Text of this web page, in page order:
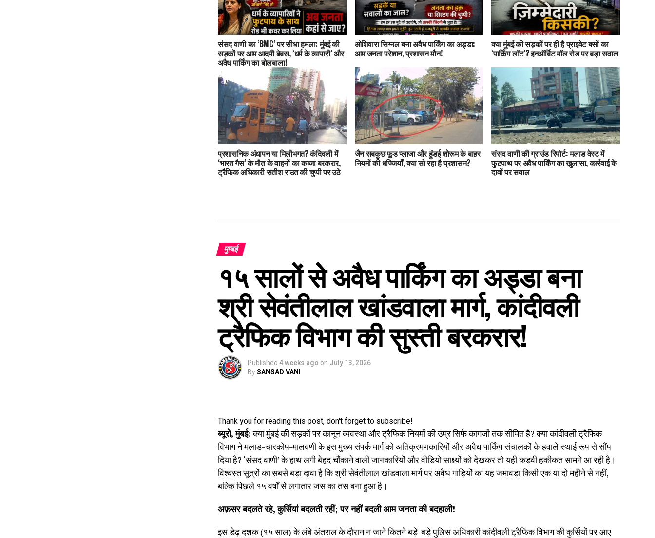
संसद वाणी का ‘BMC’ पर सीधा हमला: मुंबई की
सड़कों पर आम आदमी बेबस, ‘धर्म के व्यापारी’ और
अवैध पार्किंग का बोलबाला!
ओशिवारा सिग्नल बना अवैध पार्किंग का अड्डा:
आम जनता परेशान, प्रशासन मौन!
क्या मुंबई की सड़कों पर ही है प्राइवेट बसों का
‘पार्किंग लॉट’? इनऑर्बिट मॉल रोड पर बड़ा सवाल
प्रशासनिक अंधापन या मिलीभगत? कंदिवली में
‘भारत गैस’ के मौत के वाहनों का कब्जा बरकरार,
ट्रैफिक अधिकारी सतीश राउत की चुप्पी पर उठे
जैन सबकुछ फूड प्लाजा और हुंडई शोरूम के बाहर
नियमों की धज्जियाँ, क्या सो रहा है प्रशासन?
संसद वाणी की ग्राउंड रिपोर्ट: मलाड वेस्ट में
फुटपाथ पर अवैध पार्किंग का खुलासा, कार्रवाई के
दावों पर सवाल
मुम्बई
१५ सालों से अवैध पार्किंग का अड्डा बना
श्री सेवंतीलाल खांडवाला मार्ग, कांदीवली
ट्रैफिक विभाग की सुस्ती बरकरार!
Published 4 weeks ago on July 13, 2026
BySANSAD VANI
Thank you for reading this post, don't forget to subscribe!
ब्यूरो, मुंबई:क्या मुंबई की सड़कों पर कानून व्यवस्था और ट्रैफिक नियमों की उम्र सिर्फ कागजों तक सीमित है? क्या कांदीवली ट्रैफिक
विभाग ने मलाड-चारकोप-मालवणी के इस मुख्य संपर्क मार्ग को अतिक्रमणकारियों और अवैध पार्किंग संचालकों के हवाले स्थाई रूप से सौंप
दिया है? ‘संसद वाणी’ के हाथ लगी बेहद चौंकाने वाली जानकारियों और वीडियो साक्ष्यों को देखकर तो यही कड़वी हकीकत सामने आ रही है।
विश्वस्त सूत्रों का सबसे बड़ा दावा है कि श्री सेवंतीलाल खांडवाला मार्ग पर अवैध गाड़ियों का यह जमावड़ा किसी एक या दो महीने से नहीं,
बल्कि पिछले १५ वर्षों से लगातार जस का तस बना हुआ है।
अफ़सर बदलते रहे, कुर्सियां बदलती रहीं; पर नहीं बदली आम जनता की बदहाली!
इस डेढ़ दशक (१५ साल) के लंबे अंतराल के दौरान न जाने कितने बड़े-बड़े पुलिस अधिकारी कांदीवली ट्रैफिक विभाग की कुर्सियों पर आए